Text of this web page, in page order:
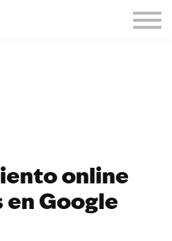
online
en Google